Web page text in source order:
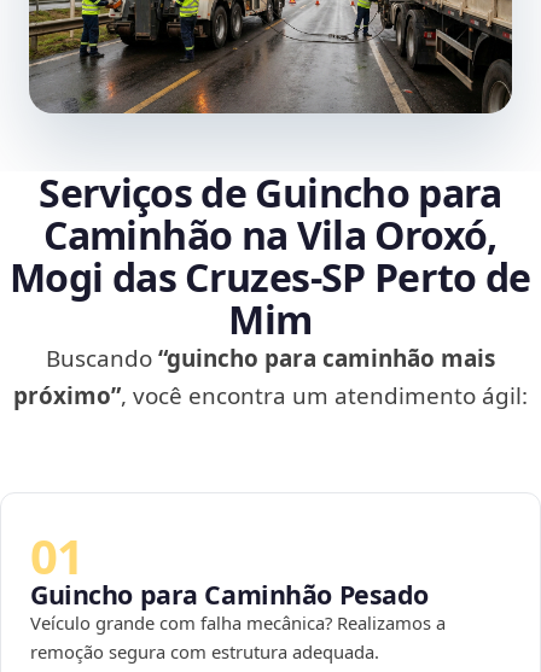
Serviços de Guincho para
Caminhão na Vila Oroxó,
Mogi das Cruzes‑SP Perto de
Mim
Buscando“guincho para caminhão mais
próximo”, você encontra um atendimento ágil:
01
Guincho para Caminhão Pesado
Veículo grande com falha mecânica? Realizamos a
remoção segura com estrutura adequada.